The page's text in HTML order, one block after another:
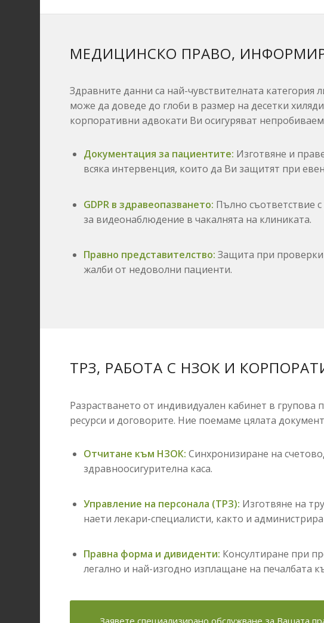
МЕДИЦИНСКО ПРАВО,
Здравните данни са най-чувствителната категория
може да доведе до глоби в размер на десетки
корпоративни адвокати Ви осигуряват
Документация за пациентите: Изготвяне и
всяка интервенция, които да Ви защитят при
GDPR в здравеопазването: Пълно съответствие
за видеонаблюдение в чакалнята на клиниката.
Правно представителство: Защита при
жалби от недоволни пациенти.
ТРЗ, РАБОТА С НЗОК И
Разрастването от индивидуален кабинет в
ресурси и договорите. Ние поемаме цялата
Отчитане към НЗОК: Синхронизиране на
здравноосигурителна каса.
Управление на персонала (ТРЗ): Изготвяне на
наети лекари-специалисти, както и
Правна форма и дивиденти: Консултиране при
легално и най-изгодно изплащане на печалбата